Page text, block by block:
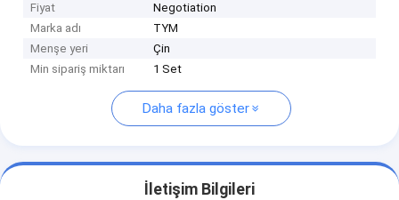
Fiyat
Negotiation
Marka adı
TYM
Menşe yeri
Çin
Min sipariş miktarı
1 Set
Daha fazla göster
İletişim Bilgileri